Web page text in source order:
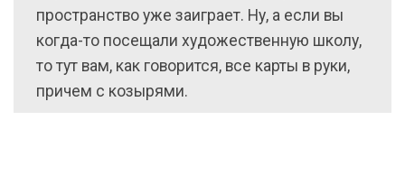
пространство уже заиграет. Ну, а если вы
когда-то посещали художественную школу,
то тут вам, как говорится, все карты в руки,
причем с козырями.